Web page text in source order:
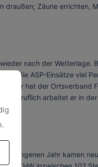
draußen; Zäune errichten,
nach der Wetterlage.
die ASP-Einsätze viel
hat der Ortsverband
arbeitet er in
Jahr kamen